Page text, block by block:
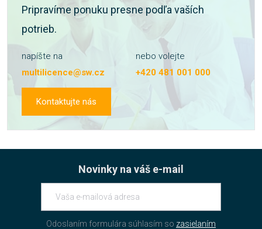
Pripravíme ponuku presne podľa vaších
potrieb.
napíšte na
multilicence@sw.cz
nebo volejte
+420 481 001 000
Kontaktujte nás
Novinky na váš e-mail
Odoslaním formulára súhlasím so zasielaním